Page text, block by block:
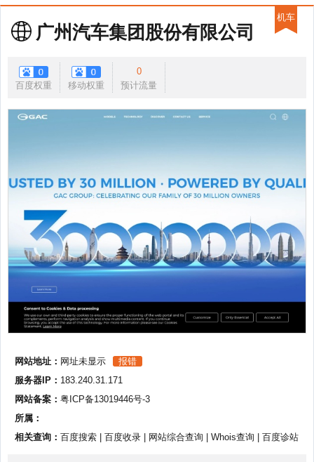
广州汽车集团股份有限公司
百度权重 移动权重
0
预计流量
网站地址： 网址未显示
报错
服务器IP： 183.240.31.171
网站备案： 粤ICP备13019446号-3
所属：
相关查询： 百度搜索 百度收录 网站综合查询 Whois查询 百度诊站
机车